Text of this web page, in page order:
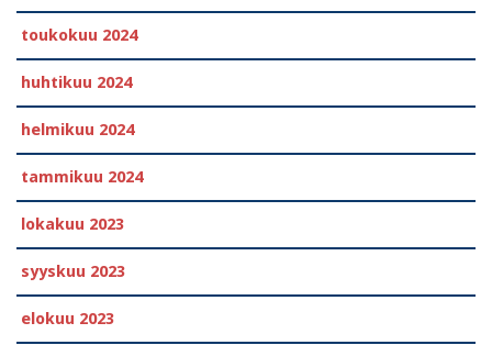
toukokuu 2024
huhtikuu 2024
helmikuu 2024
tammikuu 2024
lokakuu 2023
syyskuu 2023
elokuu 2023